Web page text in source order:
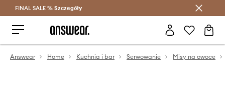
Oszczędzaj z Answear Club >
FINAL SALE % Szczegóły
Answear Home Kuchnia i bar Serwowanie Misy na owoce